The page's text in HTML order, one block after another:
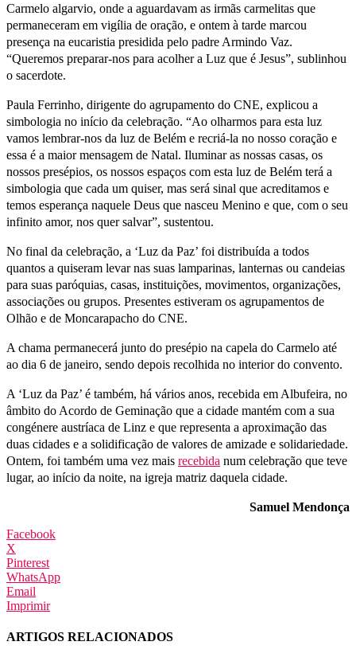
Carmelo algarvio, onde a aguardavam as irmãs carmelitas que
permaneceram em vigília de oração, e ontem à tarde marcou
presença na eucaristia presidida pelo padre Armindo Vaz.
“Queremos preparar-nos para acolher a Luz que é Jesus”, sublinhou
o sacerdote.
Paula Ferrinho, dirigente do agrupamento do CNE, explicou a
simbologia no início da celebração. “Ao olharmos para esta luz
vamos lembrar-nos da luz de Belém e recriá-la no nosso coração e
essa é a maior mensagem de Natal. Iluminar as nossas casas, os
nossos presépios, os nossos espaços com esta luz de Belém terá a
simbologia que cada um quiser, mas será sinal que acreditamos e
temos esperança naquele Deus que nasceu Menino e que, com o seu
infinito amor, nos quer salvar”, sustentou.
No final da celebração, a ‘Luz da Paz’ foi distribuída a todos
quantos a quiseram levar nas suas lamparinas, lanternas ou candeias
para suas paróquias, casas, instituições, movimentos, organizações,
associações ou grupos. Presentes estiveram os agrupamentos de
Olhão e de Moncarapacho do CNE.
A chama permanecerá junto do presépio na capela do Carmelo até
ao dia 6 de janeiro, sendo depois recolhida no interior do convento.
A ‘Luz da Paz’ é também, há vários anos, recebida em Albufeira, no
âmbito do Acordo de Geminação que a cidade mantém com a sua
congénere austríaca de Linz e que representa a aproximação das
duas cidades e a solidificação de valores de amizade e solidariedade.
Ontem, foi também uma vez mais recebida num celebração que teve
lugar, ao início da noite, na igreja matriz daquela cidade.
Samuel Mendonça
Facebook
X
Pinterest
WhatsApp
Email
Imprimir
ARTIGOS RELACIONADOS